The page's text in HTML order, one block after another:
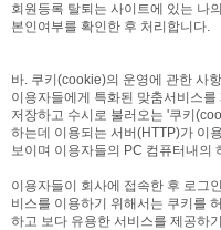
회원등록 탈퇴는 사이트에 있는 나
본인여부를 확인한 후 처리합니다.
바. 쿠키(cookie)의 운영에 관한 사항
이용자들에게 특화된 맞춤서비스
저장하고 수시로 불러오는 '쿠키
하는데 이용되는 서버(HTTP)가 이
보이며 이용자들의 PC 컴퓨터내의
이용자들이 회사에 접속한 후 로그
비스를 이용하기 위해서는 쿠키를
하고 보다 유용한 서비스를 제공하